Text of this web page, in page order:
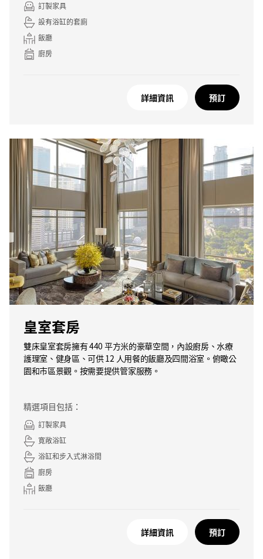
訂製家具
設有浴缸的套廁
飯廳
廚房
詳細資訊 預訂
皇室套房
雙床皇室套房擁有 440 平方米的豪華空間，內設廚房、水療
護理室、健身區、可供 12 人用餐的飯廳及四間浴室。俯瞰公
園和市區景觀。按需要提供管家服務。
精選項目包括：
訂製家具
寛敞浴缸
浴缸和步入式淋浴間
廚房
飯廳
詳細資訊 預訂